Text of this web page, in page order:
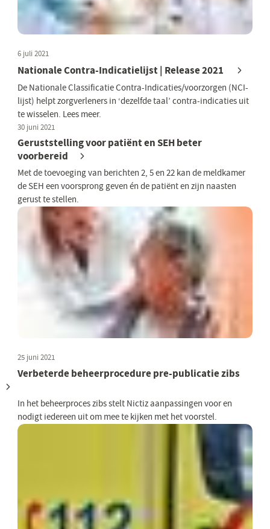
6 juli 2021
Nationale Contra-Indicatielijst | Release 2021
De Nationale Classificatie Contra-Indicaties/voorzorgen (NCI-
lijst) helpt zorgverleners in ‘dezelfde taal’ contra-indicaties uit
te wisselen. Lees meer.
30 juni 2021
Geruststelling voor patiënt en SEH beter
voorbereid
Met de toevoeging van berichten 2, 5 en 22 kan de meldkamer
de SEH een voorsprong geven én de patiënt en zijn naasten
gerust te stellen.
25 juni 2021
Verbeterde beheerprocedure pre-publicatie zibs
In het beheerproces zibs stelt Nictiz aanpassingen voor en
nodigt iedereen uit om mee te kijken met het voorstel.